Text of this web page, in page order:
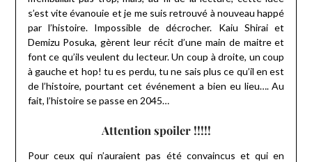
s’est vite évanouie et je me suis retrouvé à nouveau happé
par l’histoire. Impossible de décrocher. Kaiu Shirai et
Demizu Posuka, gèrent leur récit d’une main de maitre et
font ce qu’ils veulent du lecteur. Un coup à droite, un coup
à gauche et hop! tu es perdu, tu ne sais plus ce qu’il en est
de l’histoire, pourtant cet événement a bien eu lieu…. Au
fait, l’histoire se passe en 2045…
Attention spoiler !!!!!
Pour ceux qui n’auraient pas été convaincus et qui en